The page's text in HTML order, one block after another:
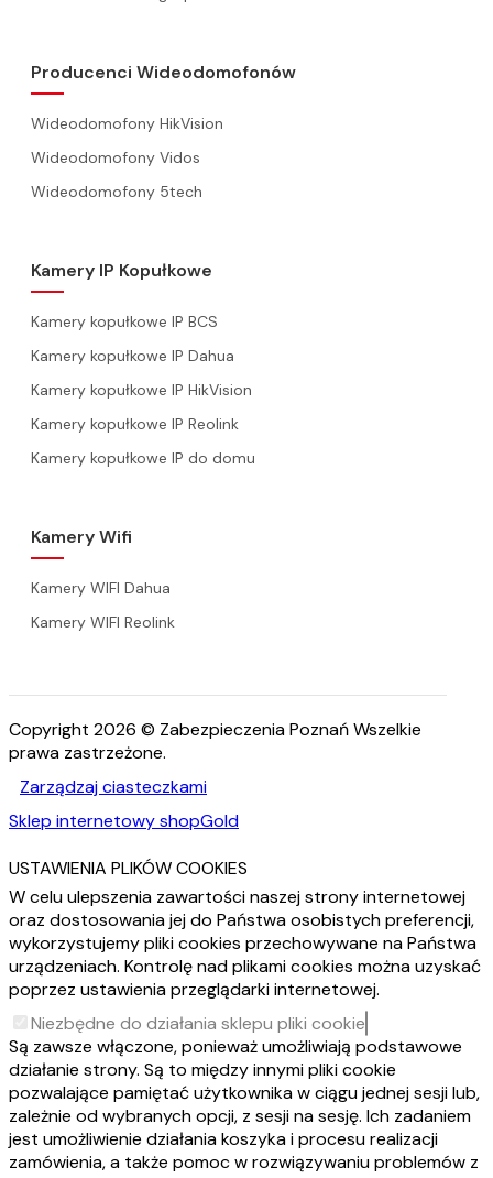
Producenci Wideodomofonów
Wideodomofony HikVision
Wideodomofony Vidos
Wideodomofony 5tech
Kamery IP Kopułkowe
Kamery kopułkowe IP BCS
Kamery kopułkowe IP Dahua
Kamery kopułkowe IP HikVision
Kamery kopułkowe IP Reolink
Kamery kopułkowe IP do domu
Kamery Wifi
Kamery WIFI Dahua
Kamery WIFI Reolink
Copyright 2026 © Zabezpieczenia Poznań Wszelkie
prawa zastrzeżone.
Zarządzaj ciasteczkami
Sklep internetowy shopGold
USTAWIENIA PLIKÓW COOKIES
W celu ulepszenia zawartości naszej strony internetowej
oraz dostosowania jej do Państwa osobistych preferencji,
wykorzystujemy pliki cookies przechowywane na Państwa
urządzeniach. Kontrolę nad plikami cookies można uzyskać
poprzez ustawienia przeglądarki internetowej.
Niezbędne do działania sklepu pliki cookie
Są zawsze włączone, ponieważ umożliwiają podstawowe
działanie strony. Są to między innymi pliki cookie
pozwalające pamiętać użytkownika w ciągu jednej sesji lub,
zależnie od wybranych opcji, z sesji na sesję. Ich zadaniem
jest umożliwienie działania koszyka i procesu realizacji
zamówienia, a także pomoc w rozwiązywaniu problemów z